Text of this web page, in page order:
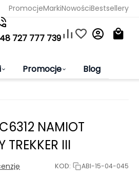
PromocjeMarkiNowościBestsellery
727 777 739
Promocje Blog
NAMIOT
TREKKER III
KOD: ABI-15-04-045